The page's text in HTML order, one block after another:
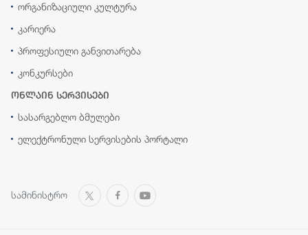
ორგანიზაციული კულტურა
კარიერა
პროფესიული განვითარება
კონკურსები
ონლაინ სერვისები
სასარგებლო ბმულები
ელექტრონული სერვისების პორტალი
სამინისტრო